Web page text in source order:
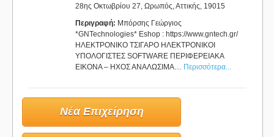
28ης Οκτωβρίου 27, Ωρωπός, Αττικής, 19015
Περιγραφή: Μπόρσης Γεώργιος
*GNTechnologies* Eshop : https://www.gntech.gr/
ΗΛΕΚΤΡΟΝΙΚΟ ΤΣΙΓΑΡΟ ΗΛΕΚΤΡΟΝΙΚΟΙ
ΥΠΟΛΟΓΙΣΤΕΣ SOFTWARE ΠΕΡΙΦΕΡΕΙΑΚΑ
ΕΙΚΟΝΑ – ΗΧΟΣ ΑΝΑΛΩΣΙΜΑ… Περισσότερα...
Νέα Επιχείρηση